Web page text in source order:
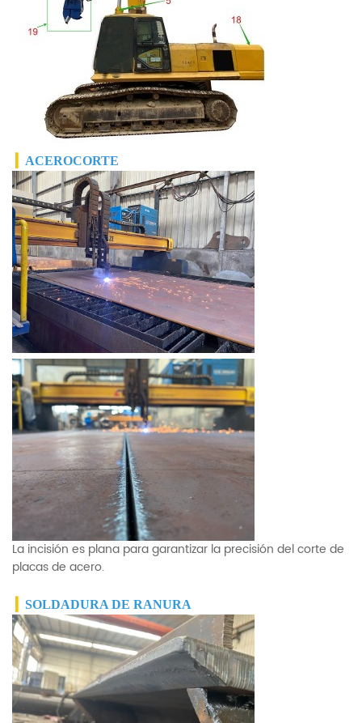
ACEROCORTE
La incisión es plana para garantizar la precisión del corte de
placas de acero.
SOLDADURA DE RANURA